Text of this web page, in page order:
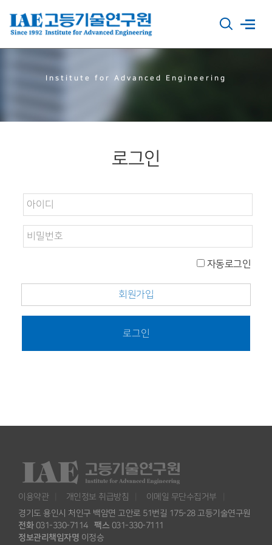
Institute for Advanced Engineering
로그인
자동로그인
회원가입
로그인
이용약관 개인정보 취급방침
이메일 무단수집거부
경기도 용인시 처인구 백암면 고안로 51번길 175-28 고등기술연구원
전화031-330-7114 팩스031-330-7111
정보관리책임자명 이정승